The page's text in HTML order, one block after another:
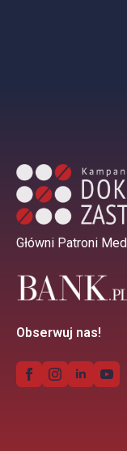
Główni Patroni
Obserwuj nas!